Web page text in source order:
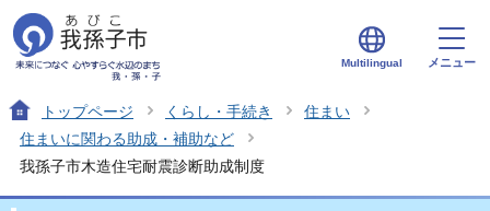
Multilingual メニュー
トップページ くらし・手続き
住まい
住まいに関わる助成・補助など
我孫子市木造住宅耐震診断助成制度